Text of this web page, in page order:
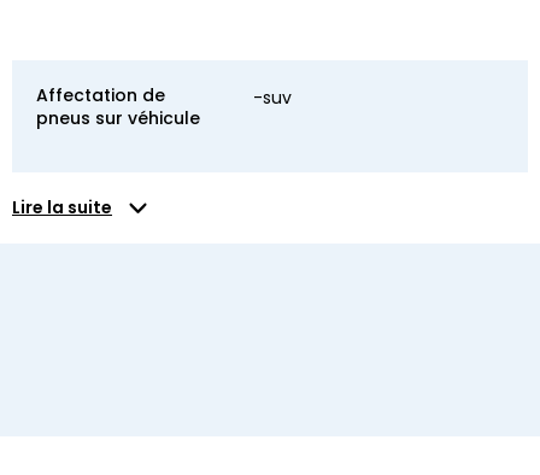
Affectation de
pneus sur véhicule
-suv
Lire la suite